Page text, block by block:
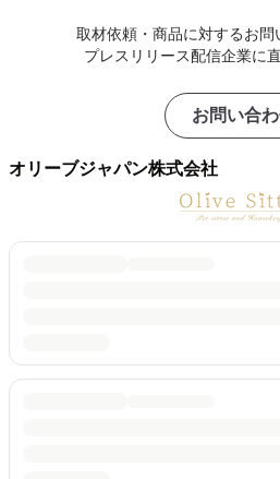
取材依頼・商品に対するお問
プレスリリース配信企業に
お問い合
オリーブジャパン株式会社